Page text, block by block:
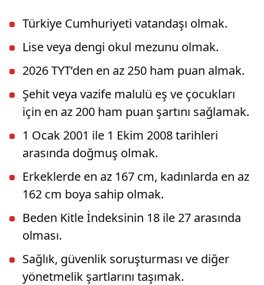
Türkiye Cumhuriyeti vatandaşı olmak.
Lise veya dengi okul mezunu olmak.
2026 TYT’den en az 250 ham puan almak.
Şehit veya vazife malulü eş ve çocukları
için en az 200 ham puan şartını sağlamak.
1 Ocak 2001 ile 1 Ekim 2008 tarihleri
arasında doğmuş olmak.
Erkeklerde en az 167 cm, kadınlarda en az
162 cm boya sahip olmak.
Beden Kitle İndeksinin 18 ile 27 arasında
olması.
Sağlık, güvenlik soruşturması ve diğer
yönetmelik şartlarını taşımak.